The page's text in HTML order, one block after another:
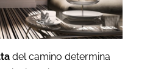
del camino determina